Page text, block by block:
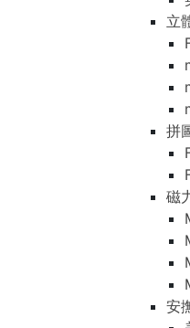
立
拼
磁
安